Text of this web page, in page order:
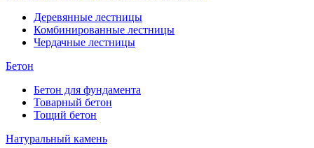
Деревянные лестницы
Комбинированные лестницы
Чердачные лестницы
Бетон
Бетон для фундамента
Товарный бетон
Тощий бетон
Натуральный камень